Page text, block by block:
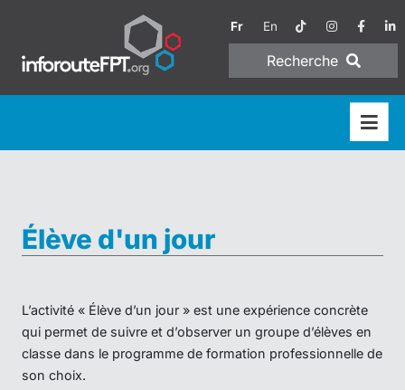
Fr En
Recherche
Élève d'un jour
L’activité « Élève d’un jour » est une expérience concrète
qui permet de suivre et d’observer un groupe d’élèves en
classe dans le programme de formation professionnelle de
son choix.